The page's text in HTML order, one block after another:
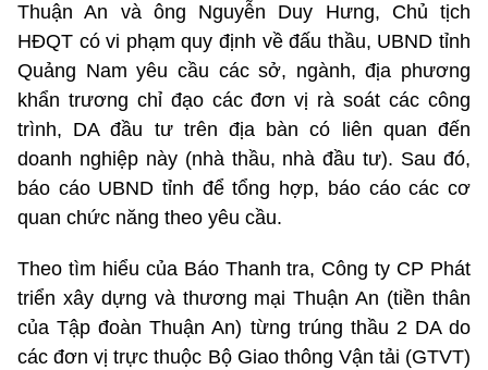
Thuận An và ông Nguyễn Duy Hưng, Chủ tịch
HĐQT có vi phạm quy định về đấu thầu, UBND tỉnh
Quảng Nam yêu cầu các sở, ngành, địa phương
khẩn trương chỉ đạo các đơn vị rà soát các công
trình, DA đầu tư trên địa bàn có liên quan đến
doanh nghiệp này (nhà thầu, nhà đầu tư). Sau đó,
báo cáo UBND tỉnh để tổng hợp, báo cáo các cơ
quan chức năng theo yêu cầu.
Theo tìm hiểu của Báo Thanh tra, Công ty CP Phát
triển xây dựng và thương mại Thuận An (tiền thân
của Tập đoàn Thuận An) từng trúng thầu 2 DA do
các đơn vị trực thuộc Bộ Giao thông Vận tải (GTVT)